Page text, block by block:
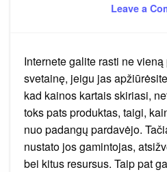
Leave a
Internete galite rasti ne
svetainę, jeigu jas
kad kainos kartais skiriasi,
toks pats produktas, taigi,
nuo padangų pardavėjo.
nustato jos gamintojas,
bei kitus resursus. Taip pat